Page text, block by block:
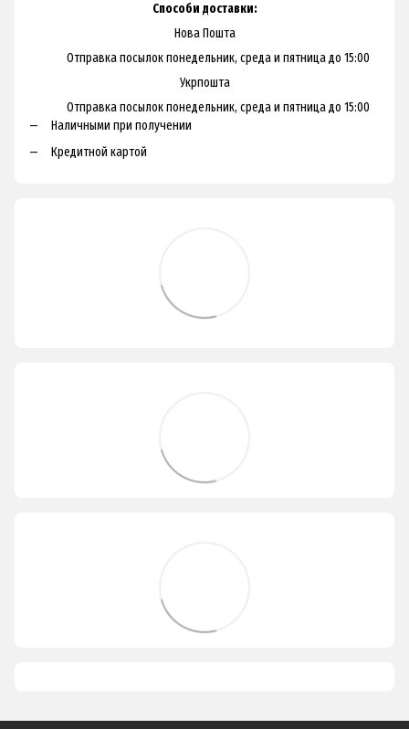
Способи доставки:
Нова Пошта
Отправка посылок понедельник, среда и пятница до 15:00
Укрпошта
Отправка посылок понедельник, среда и пятница до 15:00
Наличными при получении
Кредитной картой